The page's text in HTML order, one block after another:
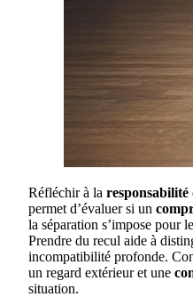
Réfléchir à la responsabilité
permet d’évaluer si un
la séparation s’impose pour
Prendre du recul aide à
incompatibilité profonde.
un regard extérieur et une
situation.